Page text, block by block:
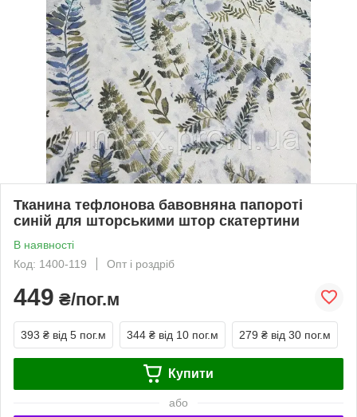
Тканина тефлонова бавовняна папороті
синій для шторськими штор скатертини
В наявності
Код: 1400-119
Опт і роздріб
449 ₴/пог.м
393 ₴ від 5 пог.м 344 ₴ від 10 пог.м 279 ₴ від 30 пог.м
Купити
або